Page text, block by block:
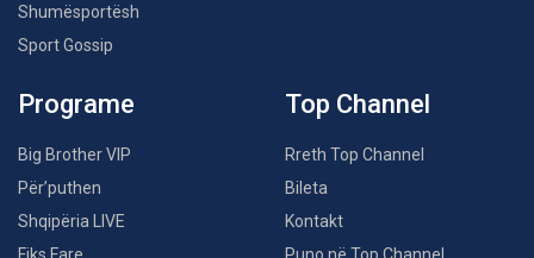
Shumësportësh
Sport Gossip
Programe
Big Brother VIP
Për’puthen
Shqipëria LIVE
Fiks Fare
Top Channel
Rreth Top Channel
Bileta
Kontakt
Puno në Top Channel